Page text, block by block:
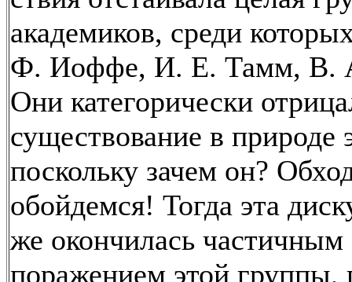
академиков, среди
Ф. Иоффе, И. Е. Тамм, В.
Они категорически
существование в природе
поскольку зачем он?
обойдемся! Тогда эта
же окончилась частичным
поражением этой группы,